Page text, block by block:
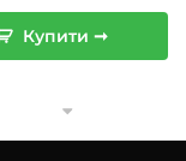
ціна:
1,190 грн.
ціна:
490 грн.
Купити ➞